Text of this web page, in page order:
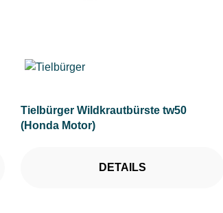
Tielbürger Wildkrautbürste tw50
(Honda Motor)
DETAILS